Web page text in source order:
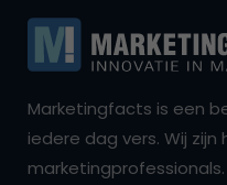
Marketingfacts is een
iedere dag vers. Wij